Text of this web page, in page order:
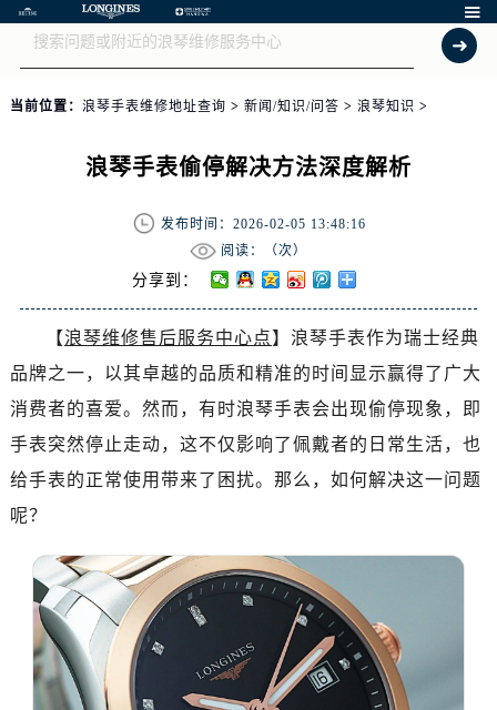

当前位置： 浪琴手表维修地址查询 > 新闻/知识/问答 > 浪琴知识 >
浪琴手表偷停解决方法深度解析
发布时间：2026-02-05 13:48:16
阅读：（次）
分享到：
【浪琴维修售后服务中心点】浪琴手表作为瑞士经典
品牌之一，以其卓越的品质和精准的时间显示赢得了广大
消费者的喜爱。然而，有时浪琴手表会出现偷停现象，即
手表突然停止走动，这不仅影响了佩戴者的日常生活，也
给手表的正常使用带来了困扰。那么，如何解决这一问题
呢？